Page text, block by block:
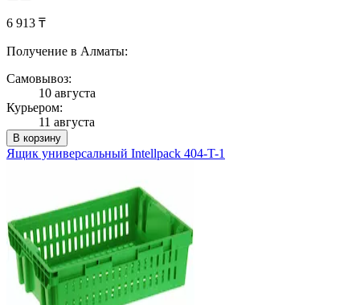
6 913 ₸
Получение в Алматы:
Самовывоз:
10 августа
Курьером:
11 августа
В корзину
Ящик универсальный Intellpack 404-T-1